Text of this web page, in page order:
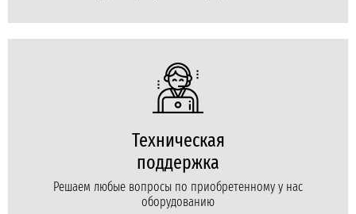
Техническая
поддержка
Решаем любые вопросы по приобретенному у нас
оборудованию